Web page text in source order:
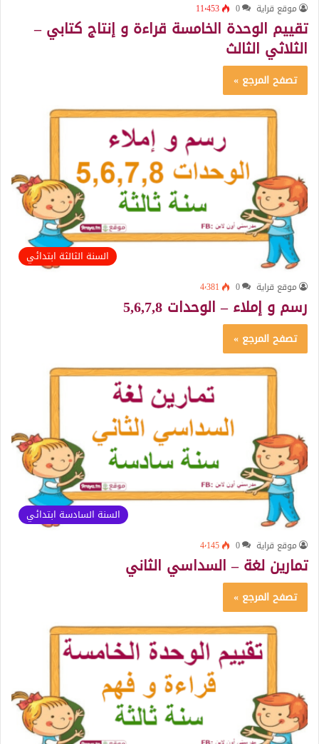
موقع قراية 0 11٬453
تقييم الوحدة الخامسة قراءة و إنتاج كتابي –
الثلاثي الثالث
تصفح المرجع »
السنة الثالثة ابتدائي
موقع قراية 0 4٬381
رسم و إملاء – الوحدات 5,6,7,8
تصفح المرجع »
السنة السادسة ابتدائي
موقع قراية 0 4٬145
تمارين لغة – السداسي الثاني
تصفح المرجع »